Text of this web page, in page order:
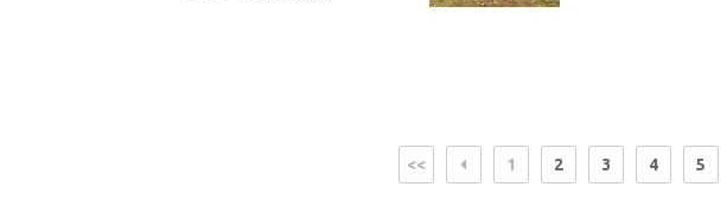
<< 1 2 3 4 5